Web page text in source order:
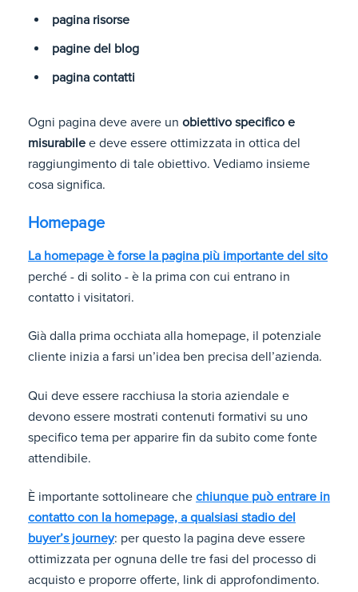
pagina risorse
pagine del blog
pagina contatti
Ogni pagina deve avere un obiettivo specifico e
misurabile e deve essere ottimizzata in ottica del
raggiungimento di tale obiettivo. Vediamo insieme
cosa significa.
Homepage
La homepage è forse la pagina più importante del sito
perché - di solito - è la prima con cui entrano in
contatto i visitatori.
Già dalla prima occhiata alla homepage, il potenziale
cliente inizia a farsi un’idea ben precisa dell’azienda.
Qui deve essere racchiusa la storia aziendale e
devono essere mostrati contenuti formativi su uno
specifico tema per apparire fin da subito come fonte
attendibile.
È importante sottolineare che chiunque può entrare in
contatto con la homepage, a qualsiasi stadio del
buyer’s journey: per questo la pagina deve essere
ottimizzata per ognuna delle tre fasi del processo di
acquisto e proporre offerte, link di approfondimento.